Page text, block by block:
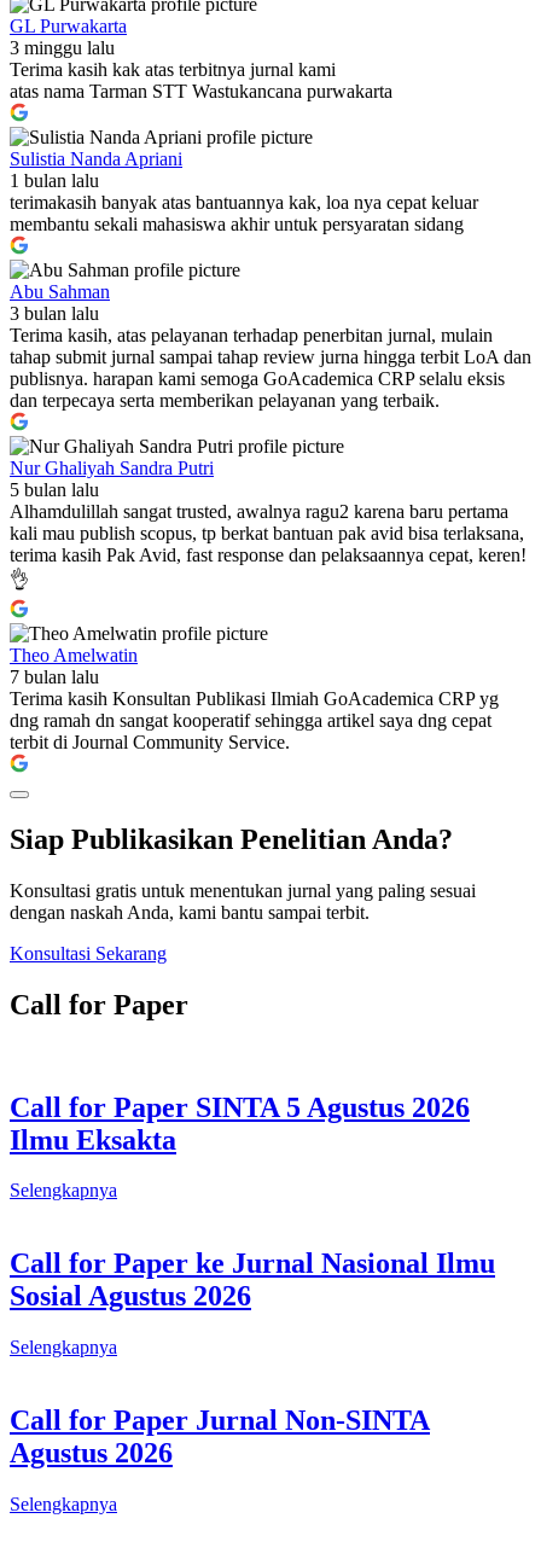
GL Purwakarta
3 minggu lalu
Terima kasih kak atas terbitnya jurnal kami
atas nama Tarman STT Wastukancana purwakarta
Sulistia Nanda Apriani
1 bulan lalu
terimakasih banyak atas bantuannya kak, loa nya cepat keluar
membantu sekali mahasiswa akhir untuk persyaratan sidang
Abu Sahman
3 bulan lalu
Terima kasih, atas pelayanan terhadap penerbitan jurnal, mulain
tahap submit jurnal sampai tahap review jurna hingga terbit LoA dan
publisnya. harapan kami semoga GoAcademica CRP selalu eksis
dan terpecaya serta memberikan pelayanan yang terbaik.
Nur Ghaliyah Sandra Putri
5 bulan lalu
Alhamdulillah sangat trusted, awalnya ragu2 karena baru pertama
kali mau publish scopus, tp berkat bantuan pak avid bisa terlaksana,
terima kasih Pak Avid, fast response dan pelaksaannya cepat, keren!
👌
Theo Amelwatin
7 bulan lalu
Terima kasih Konsultan Publikasi Ilmiah GoAcademica CRP yg
dng ramah dn sangat kooperatif sehingga artikel saya dng cepat
terbit di Journal Community Service.
Siap Publikasikan Penelitian Anda?
Konsultasi gratis untuk menentukan jurnal yang paling sesuai
dengan naskah Anda, kami bantu sampai terbit.
Konsultasi Sekarang
Call for Paper
Call for Paper SINTA 5 Agustus 2026
Ilmu Eksakta
Selengkapnya
Call for Paper ke Jurnal Nasional Ilmu
Sosial Agustus 2026
Selengkapnya
Call for Paper Jurnal Non-SINTA
Agustus 2026
Selengkapnya